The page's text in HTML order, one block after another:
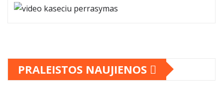
PRALEISTOS NAUJIENOS